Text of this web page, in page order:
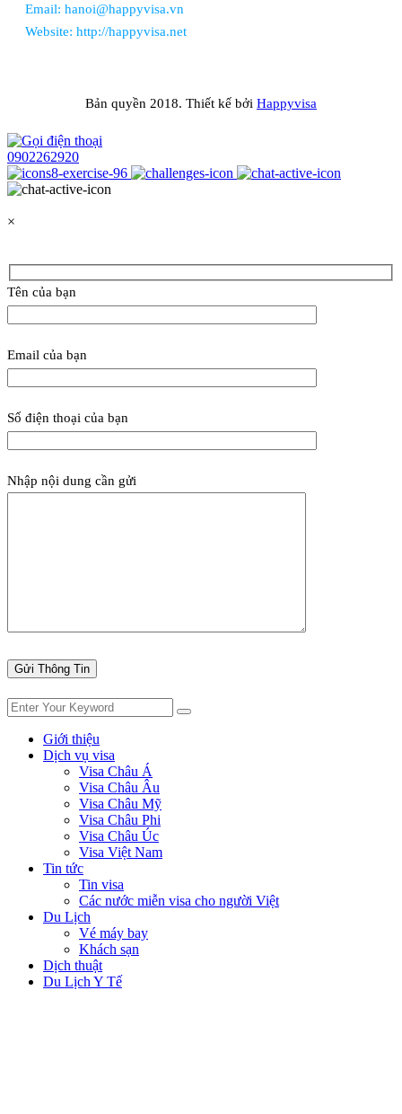
Email: hanoi@happyvisa.vn
Website: http://happyvisa.net
Bản quyền 2018. Thiết kế bởi Happyvisa
0902262920
×
Tên của bạn
Email của bạn
Số điện thoại của bạn
Nhập nội dung cần gửi
Giới thiệu
Dịch vụ visa
Visa Châu Á
Visa Châu Âu
Visa Châu Mỹ
Visa Châu Phi
Visa Châu Úc
Visa Việt Nam
Tin tức
Tin visa
Các nước miễn visa cho người Việt
Du Lịch
Vé máy bay
Khách sạn
Dịch thuật
Du Lịch Y Tế